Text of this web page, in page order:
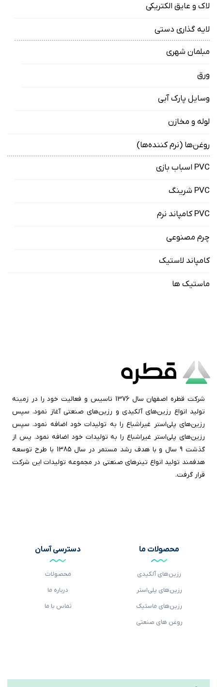
لاک و عایق الکتریکی
لایه گذاری دستی
مبلمان شهری
ورق
وسایل پارک آبی
لوله و مخازن
روغن‌ها (نرم کننده‌ها)
PVC اسباب بازی
PVC شرینگ
PVC کامپاند نرم
چرم مصنوعی
کامپاند لاستیک
ماستیک ها
شرکت قطره اصفهان سال 1376 تاسیس و فعالیت خود را در زمینه
تولید انواع رزین‌های آلکیدی و رزین‌های صنعتی آغاز نمود. سپس
رزین‌های پلی‌استر غیراشباع را به تولیدات خود اضافه نمود. سپس
رزین‌های پلی‌استر غیراشباع را به تولیدات خود اضافه نمود. پس از
گذشت 9 سال و با هدف رشد مستمر در سال 1385 با طرح توسعه
هدفمند تولید انواع تینرهای صنعتی در مجموعه تولیدات این شرکت
قرار گرفت.
محصولات ما
رزین‌های آلکیدی
رزین‌های پلی‌استر
رزین‌های ماستیک‌
روغن های صنعتی
دسترسی آسان
محصولات
درباره ما
تماس با ما